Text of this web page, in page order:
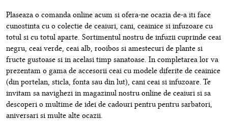
Plaseaza o comanda online acum si ofera-ne ocazia de-a iti face
cunostinta cu o colectie de ceaiuri, cani, ceainice si infuzoare cu
totul si cu totul aparte. Sortimentul nostru de infuzii cuprinde ceai
negru, ceai verde, ceai alb, rooibos si amestecuri de plante si
fructe gustoase si in acelasi timp sanatoase. In completarea lor va
prezentam o gama de accesorii ceai cu modele diferite de ceainice
(din portelan, sticla, fonta sau din lut), cani ceai si infuzoare. Te
invitam sa navighezi in magazinul nostru online de ceaiuri si sa
descoperi o multime de idei de cadouri pentru pentru sarbatori,
aniversari si multe alte ocazii.